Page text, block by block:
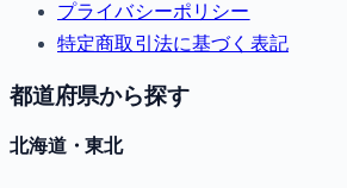
プライバシーポリシー
特定商取引法に基づく表記
都道府県から探す
北海道・東北